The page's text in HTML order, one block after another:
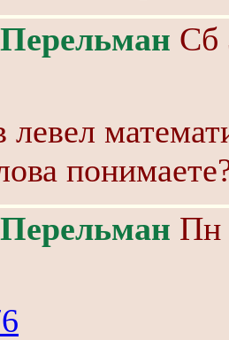
Сб
левел
Пн